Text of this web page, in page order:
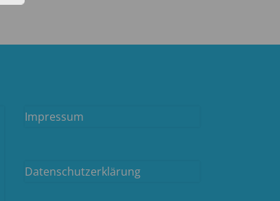
Impressum
Datenschutzerklärung